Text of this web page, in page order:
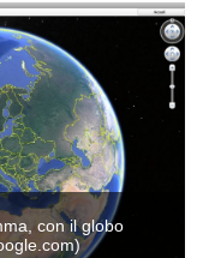
con il globo